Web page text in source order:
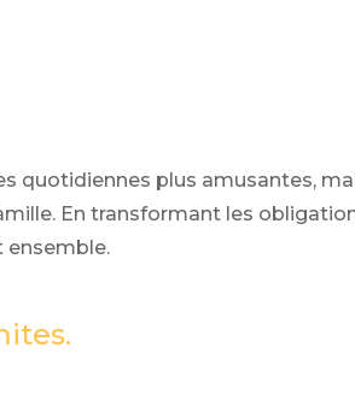
quotidiennes plus amusantes,
En transformant les
ensemble.